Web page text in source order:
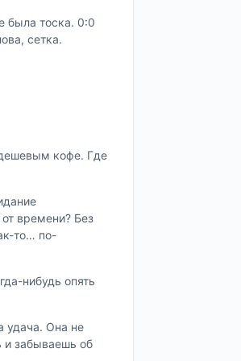
была тоска. 0:0
сетка.
кофе. Где
времени? Без
то… по-
нибудь опять
удача. Она не
и забываешь об